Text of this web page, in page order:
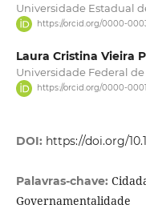
Universidade Estadual
https://orcid.org/0000-
Laura Cristina Vieira
Universidade Federal
https://orcid.org/0000-
DOI: https://doi.org/
Palavras-chave:
Governamentalidade